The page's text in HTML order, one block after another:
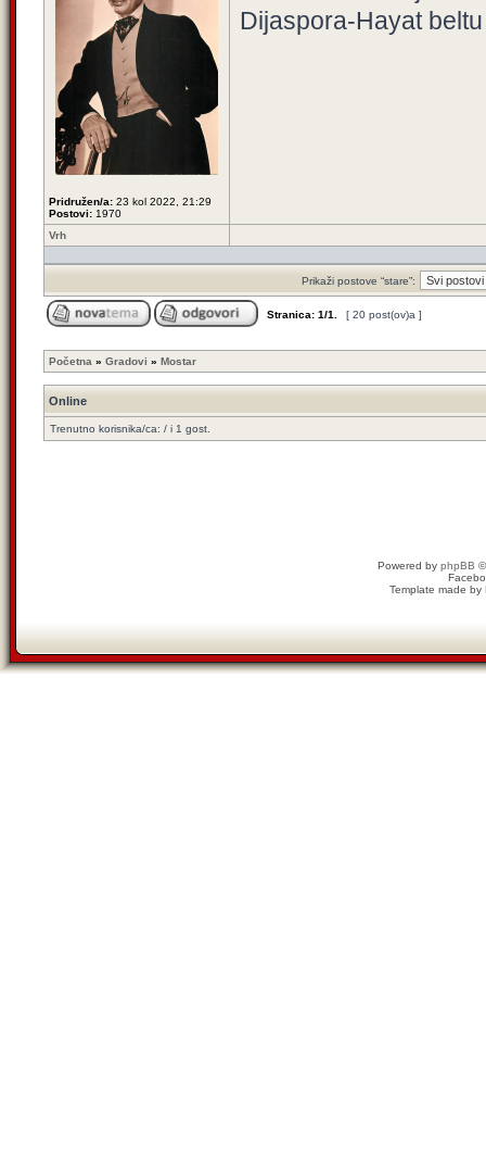
Pridružen/a: 23 kol 2022, 21:29
Postovi: 1970
Dijaspora-Hayat beltu
Vrh
Prikaži postove “stare”:
Stranica: 1/1 [ 20 post(ov)a ]
Početna » Gradovi » Mostar
Online
Trenutno korisnika/ca: / i 1 gost.
Powered by phpBB
Template made by